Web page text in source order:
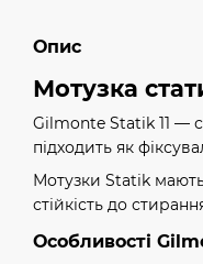
Опис
Мотузка
Gilmonte Statik 11 —
підходить як
Мотузки Statik
стійкість до
Особливості